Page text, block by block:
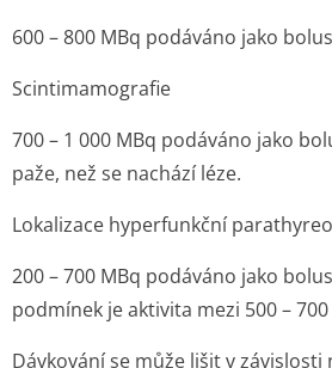
600 – 800 MBq podáváno jako
Scintimamografie
700 – 1 000 MBq podáváno jako
paže, než se nachází léze.
Lokalizace hyperfunkční
200 – 700 MBq podáváno jako
podmínek je aktivita mezi 500 – 700
Dávkování se může lišit v